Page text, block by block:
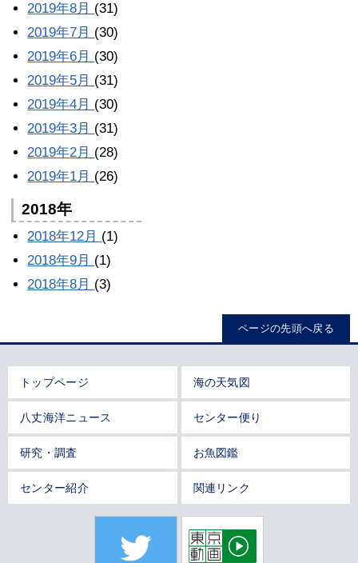
2019年8月 (31)
2019年7月 (30)
2019年6月 (30)
2019年5月 (31)
2019年4月 (30)
2019年3月 (31)
2019年2月 (28)
2019年1月 (26)
2018年
2018年12月 (1)
2018年9月 (1)
2018年8月 (3)
ページの先頭へ戻る
トップページ 海の天気図
八丈海洋ニュース センター便り
研究・調査 お魚図鑑
センター紹介 関連リンク